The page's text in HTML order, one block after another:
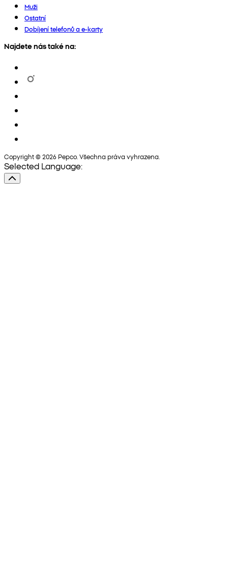
Muži
Ostatní
Dobíjení telefonů a e-karty
Najdete nás také na:
Copyright © 2026 Pepco. Všechna práva vyhrazena.
Selected Language: